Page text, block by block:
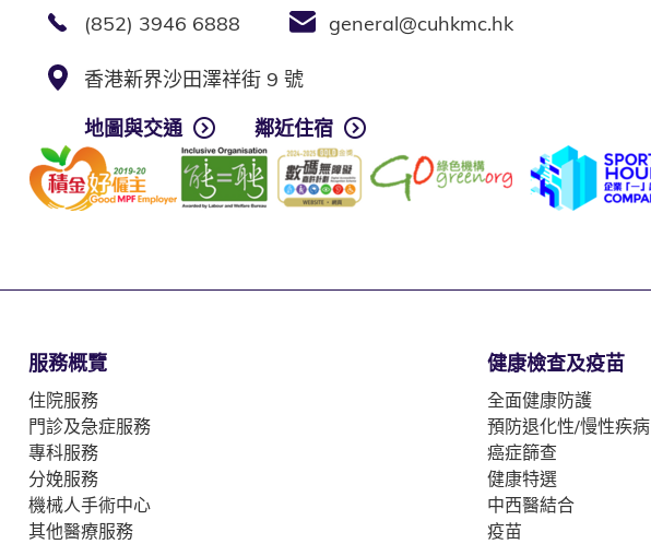
(852) 3946 6888 general@cuhkmc.hk
香港新界沙田澤祥街 9 號
地圖與交通
鄰近住宿
服務概覽
住院服務
門診及急症服務
專科服務
分娩服務
機械人手術中心
其他醫療服務
健康檢查及疫苗
全面健康防護
預防退化性/慢性疾病
癌症篩查
健康特選
中西醫結合
疫苗